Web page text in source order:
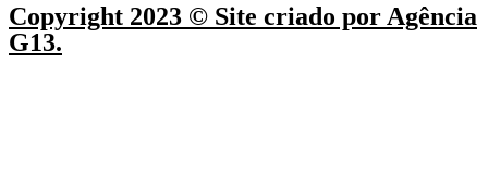
Copyright 2023 © Site criado por Agência
G13.